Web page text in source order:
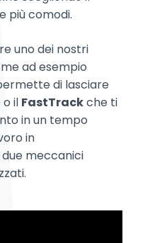
più comodi.
uno dei nostri
ad esempio
di lasciare
o il FastTrackche ti
in un tempo
in
meccanici